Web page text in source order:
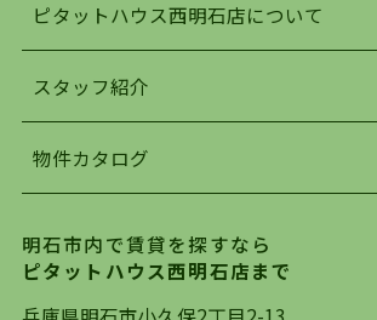
明石駅・西明石駅を中心に、明石市
でお部屋探している方は、ぜひ当Ｈ
お探しになってください。弊社は、
を行っており地域最大級の情報取扱量
ります。店頭で限られた物件をご紹
自身でインターネットを利用し、理想
探していただき、選択していただいた
対して、専門知識を持ったスタッフが
ピタットハウス西明石店について
スタッフ紹介
物件カタログ
明石市内で賃貸を探すなら
ピタットハウス西明石店まで